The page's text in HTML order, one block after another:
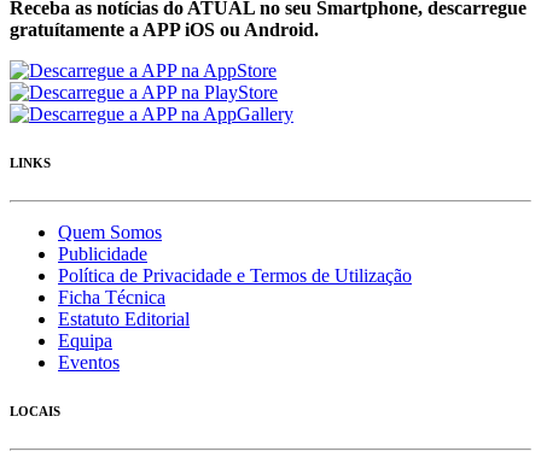
Receba as notícias do ATUAL no seu Smartphone, descarregue
gratuítamente a APP iOS ou Android.
LINKS
Quem Somos
Publicidade
Política de Privacidade e Termos de Utilização
Ficha Técnica
Estatuto Editorial
Equipa
Eventos
LOCAIS